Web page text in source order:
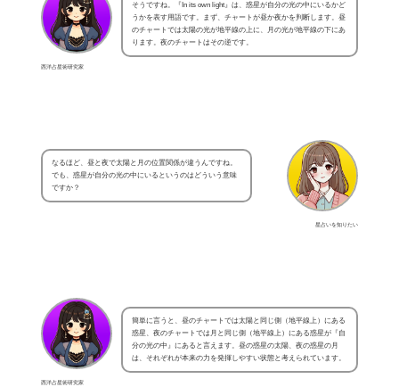
西洋占星術研究家
そうですね。『In its own light』は、惑星が自分の光の中にいるかど
うかを表す用語です。まず、チャートが昼か夜かを判断します。昼
のチャートでは太陽の光が地平線の上に、月の光が地平線の下にあ
ります。夜のチャートはその逆です。
星占いを知りたい
なるほど、昼と夜で太陽と月の位置関係が違うんですね。
でも、惑星が自分の光の中にいるというのはどういう意味
ですか？
西洋占星術研究家
簡単に言うと、昼のチャートでは太陽と同じ側（地平線上）にある
惑星、夜のチャートでは月と同じ側（地平線上）にある惑星が『自
分の光の中』にあると言えます。昼の惑星の太陽、夜の惑星の月
は、それぞれが本来の力を発揮しやすい状態と考えられています。